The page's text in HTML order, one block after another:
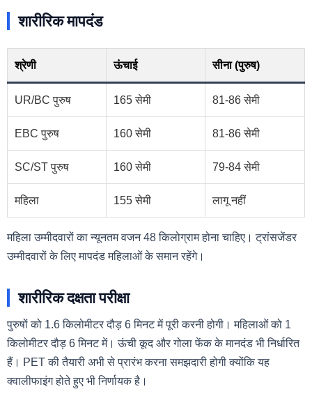
शारीरिक मापदंड
श्रेणी ऊंचाई सीना (पुरुष)
UR/BC पुरुष 165 सेमी 81-86 सेमी
EBC पुरुष 160 सेमी 81-86 सेमी
SC/ST पुरुष 160 सेमी 79-84 सेमी
महिला 155 सेमी लागू नहीं
महिला उम्मीदवारों का न्यूनतम वजन 48 किलोग्राम होना चाहिए। ट्रांसजेंडर
उम्मीदवारों के लिए मापदंड महिलाओं के समान रहेंगे।
शारीरिक दक्षता परीक्षा
पुरुषों को 1.6 किलोमीटर दौड़ 6 मिनट में पूरी करनी होगी। महिलाओं को 1
किलोमीटर दौड़ 6 मिनट में। ऊंची कूद और गोला फेंक के मानदंड भी निर्धारित
हैं। PET की तैयारी अभी से प्रारंभ करना समझदारी होगी क्योंकि यह
क्वालीफाइंग होते हुए भी निर्णायक है।